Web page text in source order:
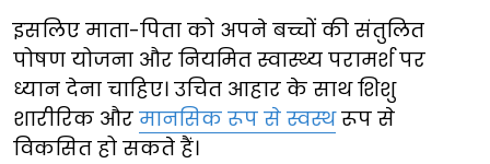
इसलिए माता-पिता को अपने बच्चों की संतुलित
पोषण योजना और नियमित स्वास्थ्य परामर्श पर
ध्यान देना चाहिए। उचित आहार के साथ शिशु
शारीरिक और मानसिक रूप से स्वस्थरूप से
विकसित हो सकते हैं।